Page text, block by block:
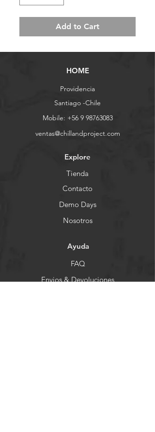
Add to Cart
HOME
Providencia
Santiago -Chile
Mobile: +56 9 98763083
ventas@chillandproject.com
Explore
Tienda
Contacto
Demo Days
Nosotros
Ayuda
FAQ
Envios & Devoluciones